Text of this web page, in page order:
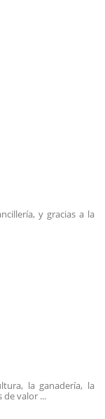
y gracias a la
la ganadería, la
de valor ...